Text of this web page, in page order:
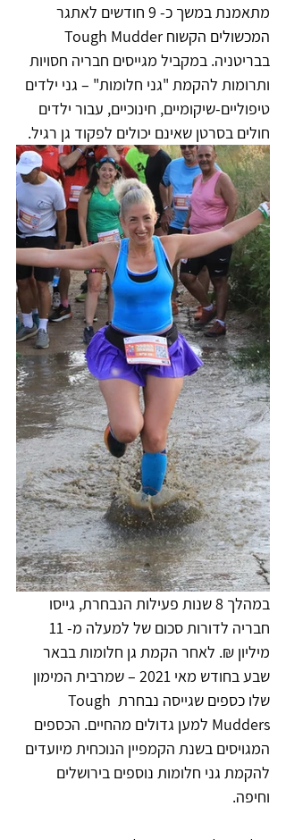
מתאמנת במשך כ- 9 חודשים לאתגר
בבריטניה. במקביל מגייסים חבריה חסויות
ותרומות להקמת "גני חלומות" – גני ילדים
טיפוליים-שיקומיים, חינוכיים, עבור ילדים
חולים בסרטן שאינם יכולים לפקוד גן רגיל.
במהלך 8 שנות פעילות הנבחרת, גייסו
מיליון ₪. לאחר הקמת גן חלומות בבאר
שבע בחודש מאי 2021 – שמרבית המימון
שלו כספים שגייסה נבחרת Tough
Mudders למען גדולים מהחיים. הכספים
המגויסים בשנת הקמפיין הנוכחית מיועדים
להקמת גני חלומות נוספים בירושלים
וחיפה.